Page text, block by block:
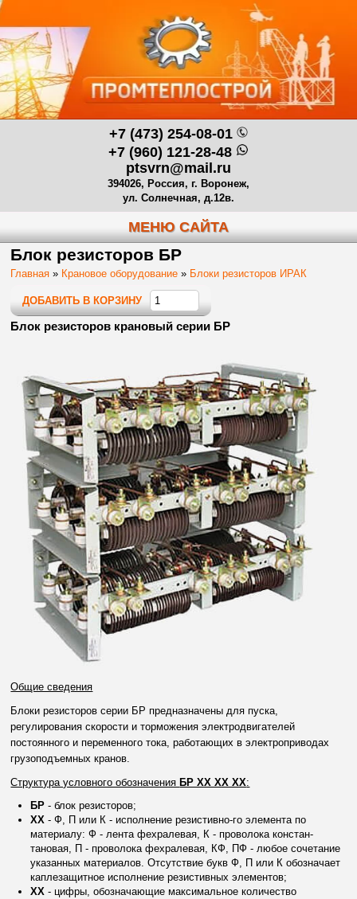
+7 (473) 254-08-01
+7 (960) 121-28-48
ptsvrn@mail.ru
394026, Россия, г. Воронеж,
ул. Солнечная, д.12в.
МЕНЮ САЙТА
Блок резисторов БР
Главная » Крановое оборудование » Блоки резисторов ИРАК
ДОБАВИТЬ В КОРЗИНУ
Блок резисторов крановый серии БР
Общие сведения
Блоки резисторов серии БР предназначены для пуска,
регулирования скорости и торможения электродвигателей
постоянного и переменного тока, работающих в электроприводах
грузоподъемных кранов.
Структура условного обозначения БР ХХ ХХ ХХ:
БР - блок резисторов;
XX - Ф, П или К - исполнение резистивно-го элемента по
материалу: Ф - лента фехралевая, К - проволока констан-
тановая, П - проволока фехралевая, КФ, ПФ - любое сочетание
указанных материалов. Отсутствие букв Ф, П или К обозначает
каплезащитное исполнение резистивных элементов;
XX - цифры, обозначающие максимальное количество